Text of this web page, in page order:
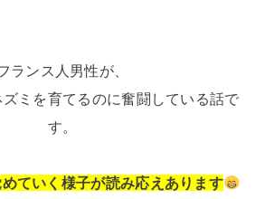
ランス人男性が、
ミを育てるのに奮闘している話で
す。
ていく様子が読み応えあります